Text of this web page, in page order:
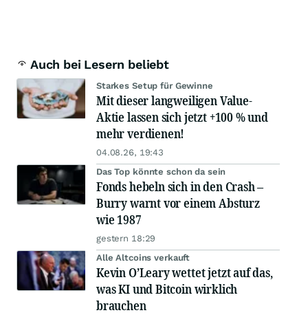
Auch bei Lesern beliebt
Starkes Setup für Gewinne
Mit dieser langweiligen Value-
Aktie lassen sich jetzt +100 % und
mehr verdienen!
04.08.26, 19:43
Das Top könnte schon da sein
Fonds hebeln sich in den Crash –
Burry warnt vor einem Absturz
wie 1987
gestern 18:29
Alle Altcoins verkauft
Kevin O’Leary wettet jetzt auf das,
was KI und Bitcoin wirklich
brauchen